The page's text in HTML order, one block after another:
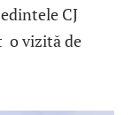
CJ
o vizită de